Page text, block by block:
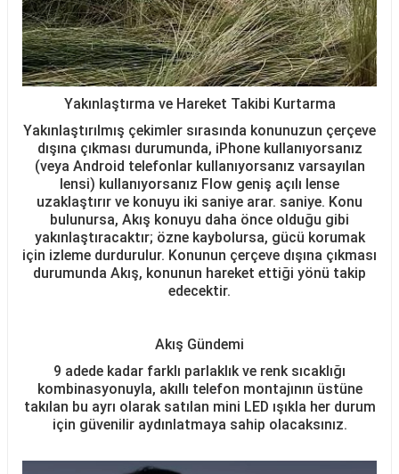
Yakınlaştırma ve Hareket Takibi Kurtarma
Yakınlaştırılmış çekimler sırasında konunuzun çerçeve
dışına çıkması durumunda, iPhone kullanıyorsanız
(veya Android telefonlar kullanıyorsanız varsayılan
lensi) kullanıyorsanız Flow geniş açılı lense
uzaklaştırır ve konuyu iki saniye arar. saniye. Konu
bulunursa, Akış konuyu daha önce olduğu gibi
yakınlaştıracaktır; özne kaybolursa, gücü korumak
için izleme durdurulur. Konunun çerçeve dışına çıkması
durumunda Akış, konunun hareket ettiği yönü takip
edecektir.
Akış Gündemi
9 adede kadar farklı parlaklık ve renk sıcaklığı
kombinasyonuyla, akıllı telefon montajının üstüne
takılan bu ayrı olarak satılan mini LED ışıkla her durum
için güvenilir aydınlatmaya sahip olacaksınız.